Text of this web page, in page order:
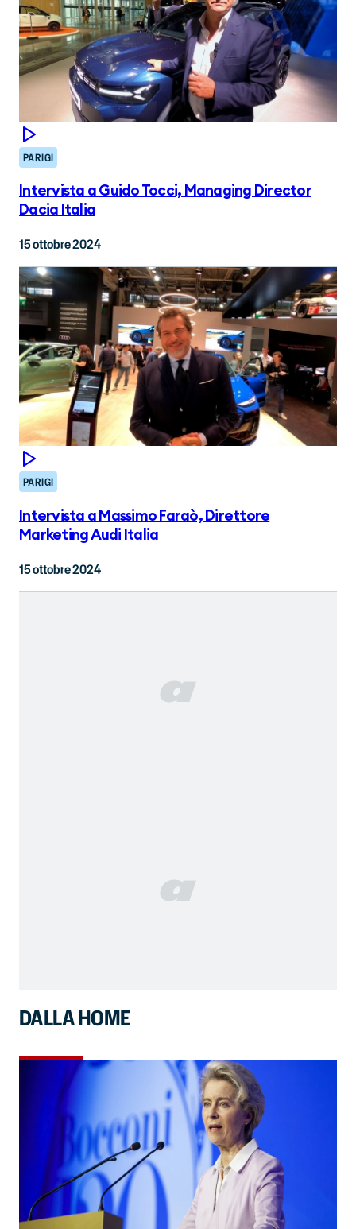
PARIGI
Intervista a Guido Tocci, Managing Director
Dacia Italia
15 ottobre 2024
PARIGI
Intervista a Massimo Faraò, Direttore
Marketing Audi Italia
15 ottobre 2024
DALLA HOME